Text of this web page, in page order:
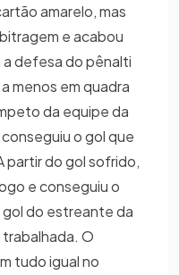
amarelo, mas
e acabou
defesa do pênalti
menos em quadra
da equipe da
o gol que
partir do gol sofrido,
e conseguiu o
gol do estreante da
O
tudo igual no